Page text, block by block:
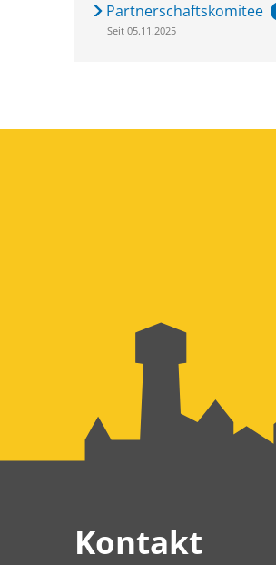
Partnerschaftskomitee
Seit 05.11.2025
Kontakt